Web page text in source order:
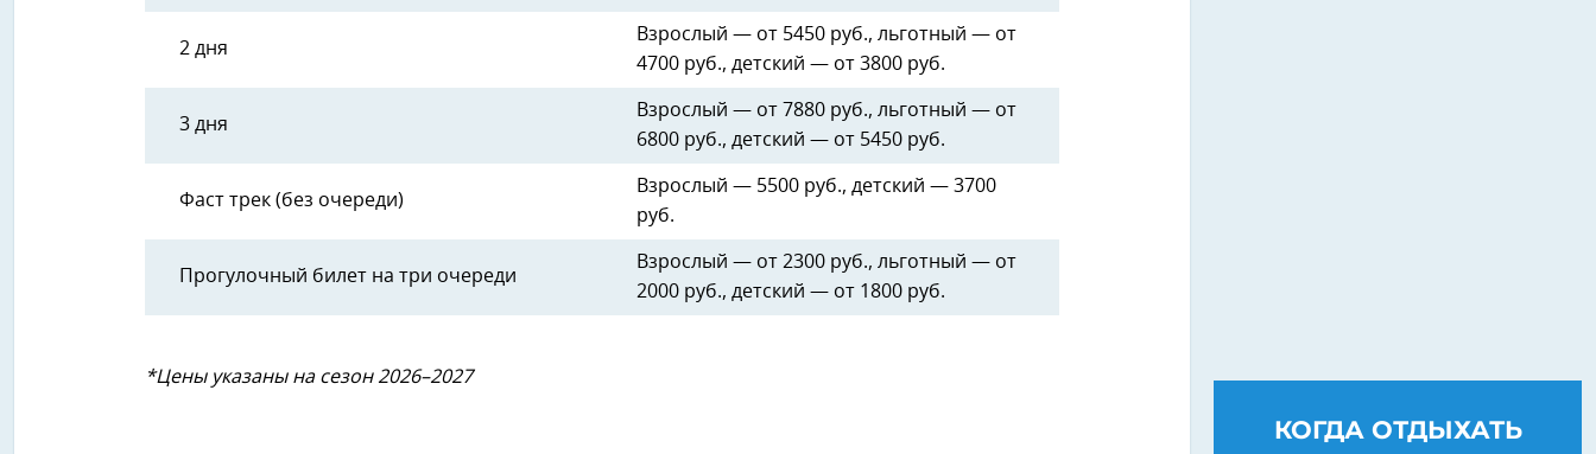
2 дня
Взрослый — от 5450 руб., льготный — от
4700 руб., детский — от 3800 руб.
3 дня
Взрослый — от 7880 руб., льготный — от
6800 руб., детский — от 5450 руб.
Фаст трек (без очереди)
Взрослый — 5500 руб., детский — 3700
руб.
Прогулочный билет на три очереди
Взрослый — от 2300 руб., льготный — от
2000 руб., детский — от 1800 руб.
*Цены указаны на сезон 2026–2027
КОГДА ОТДЫХАТЬ